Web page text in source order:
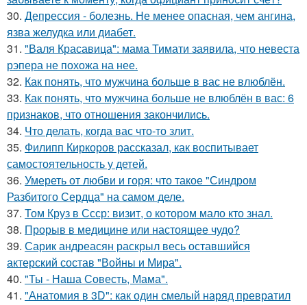
30. Депрессия - болезнь. Не менее опасная, чем ангина,
язва желудка или диабет.
31. "Валя Красавица": мама Тимати заявила, что невеста
рэпера не похожа на нее.
32. Как понять, что мужчина больше в вас не влюблён.
33. Как понять, что мужчина больше не влюблён в вас: 6
признаков, что отношения закончились.
34. Что делать, когда вас что-то злит.
35. Филипп Киркоров рассказал, как воспитывает
самостоятельность у детей.
36. Умереть от любви и горя: что такое "Синдром
Разбитого Сердца" на самом деле.
37. Том Круз в Ссср: визит, о котором мало кто знал.
38. Прорыв в медицине или настоящее чудо?
39. Сарик андреасян раскрыл весь оставшийся
актерский состав "Войны и Мира".
40. "Ты - Наша Совесть, Мама".
41. "Анатомия в 3D": как один смелый наряд превратил